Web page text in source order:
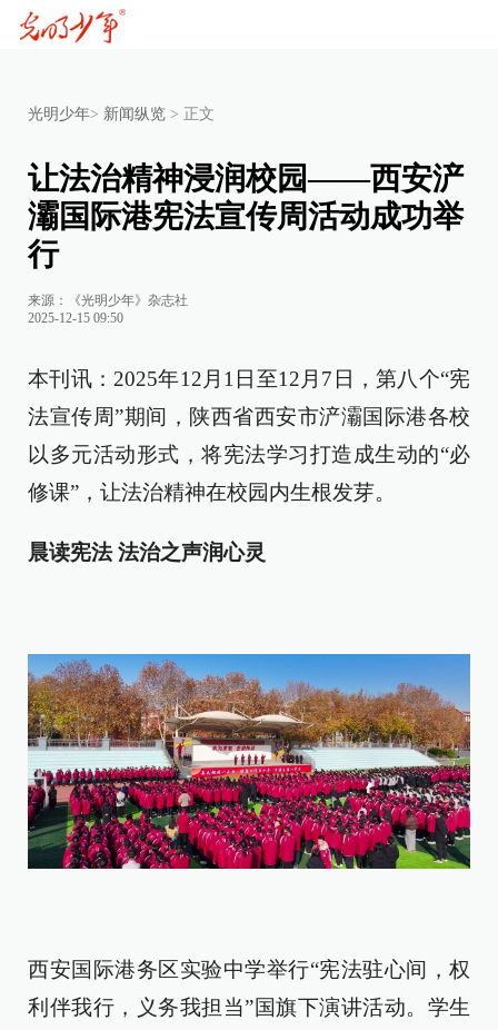
光明少年> 新闻纵览 > 正文
让法治精神浸润校园——西安浐
灞国际港宪法宣传周活动成功举
行
来源：《光明少年》杂志社
2025-12-15 09:50
本刊讯：2025年12月1日至12月7日，第八个“宪
法宣传周”期间，陕西省西安市浐灞国际港各校
以多元活动形式，将宪法学习打造成生动的“必
修课”，让法治精神在校园内生根发芽。
晨读宪法 法治之声润心灵
西安国际港务区实验中学举行“宪法驻心间，权
利伴我行，义务我担当”国旗下演讲活动。学生